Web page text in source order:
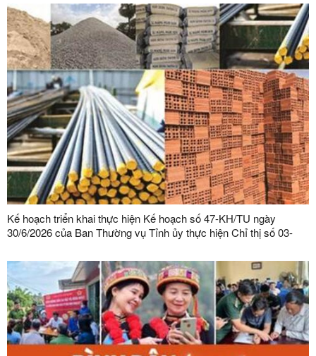
Kế hoạch triển khai thực hiện Kế hoạch số 47-KH/TU ngày
30/6/2026 của Ban Thường vụ Tỉnh ủy thực hiện Chỉ thị số 03-
đạo của Đảng đối với công tác quản lý, phát triển vật liệu xây
dựng trong giai đoạn mới